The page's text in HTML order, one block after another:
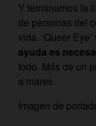
Y terminamos la
de personas del
vida. ‘Queer
ayuda es
todo. Más de un
a mares.
Imagen de